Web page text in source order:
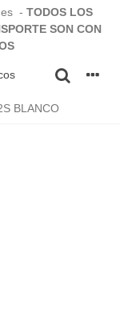
- TODOS LOS
SON CON
BLANCO